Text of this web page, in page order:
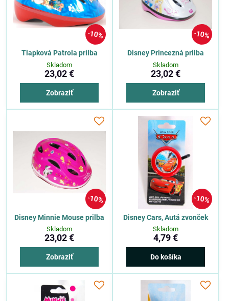
10%
Tlapková Patrola prilba
Skladom
23,02 €
Zobraziť
10%
Disney Princezná prilba
Skladom
23,02 €
Zobraziť
10%
Disney Minnie Mouse prilba
Skladom
23,02 €
Zobraziť
10%
Disney Cars, Autá zvonček
Skladom
4,79 €
Do košíka